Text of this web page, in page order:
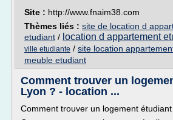
Site : http://www.fnaim38.com
Thèmes liés : site de location d
etudiant / location d appartement
ville etudiante / site location
meuble etudiant
Comment trouver un
Lyon ? - location ...
Comment trouver un logement